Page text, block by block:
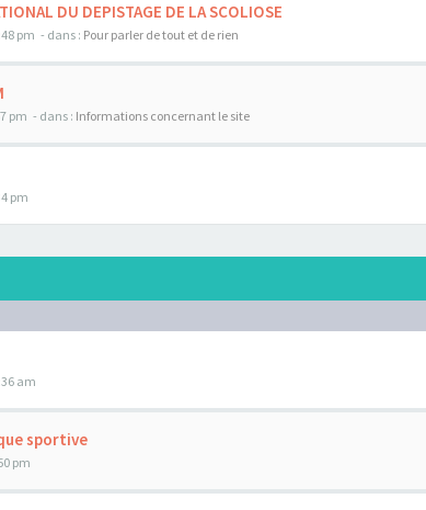
DU DEPISTAGE DE LA SCOLIOSE
pm - dans : Pour parler de tout et de rien
pm - dans : Informations concernant le site
pm
am
sportive
pm